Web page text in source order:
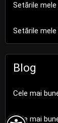
Setările
Setările
Blog
Cele mai
Cele mai